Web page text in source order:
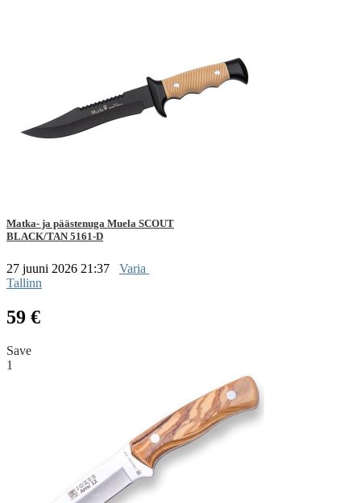
Matka- ja päästenuga Muela SCOUT
BLACK/TAN 5161-D
27 juuni 2026 21:37
Varia
Tallinn
59 €
Save
1